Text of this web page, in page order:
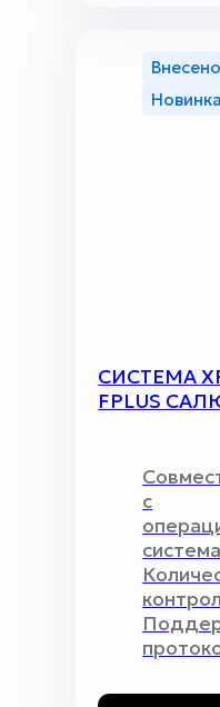
Новинка
СИСТЕМА
FPLUS
с